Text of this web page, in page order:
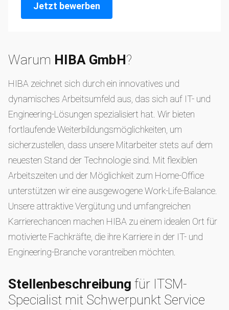
Jetzt bewerben
Warum HIBA GmbH?
HIBA zeichnet sich durch ein innovatives und
dynamisches Arbeitsumfeld aus, das sich auf IT- und
Engineering-Lösungen spezialisiert hat. Wir bieten
fortlaufende Weiterbildungsmöglichkeiten, um
sicherzustellen, dass unsere Mitarbeiter stets auf dem
neuesten Stand der Technologie sind. Mit flexiblen
Arbeitszeiten und der Möglichkeit zum Home-Office
unterstützen wir eine ausgewogene Work-Life-Balance.
Unsere attraktive Vergütung und umfangreichen
Karrierechancen machen HIBA zu einem idealen Ort für
motivierte Fachkräfte, die ihre Karriere in der IT- und
Engineering-Branche vorantreiben möchten.
Stellenbeschreibung für ITSM-
Specialist mit Schwerpunkt Service